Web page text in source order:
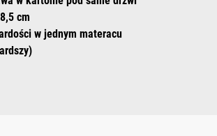
cm
w jednym materacu